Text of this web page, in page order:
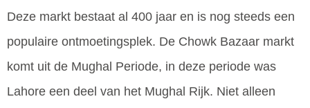
Deze markt bestaat al 400 jaar en is nog steeds een
populaire ontmoetingsplek. De Chowk Bazaar markt
komt uit de Mughal Periode, in deze periode was
Lahore een deel van het Mughal Rijk. Niet alleen